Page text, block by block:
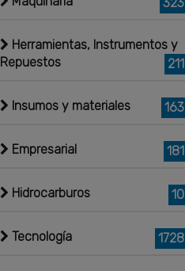
Herramientas, Instrumentos y
Repuestos
211
Insumos y materiales 163
Empresarial 181
Hidrocarburos 10
Tecnología 1728